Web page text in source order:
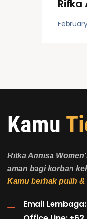
Rifka
Kamu
Rifka Annisa
aman bagi korban
Kamu berhak pulih &
Email Lembaga: